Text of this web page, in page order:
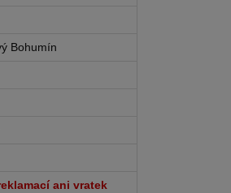
Bohumín
ani vratek